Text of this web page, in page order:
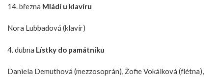
14. března Mládí u klavíru
Nora Lubbadová (klavír)
4. dubna Lístky do památníku
Daniela Demuthová (mezzosoprán), Žofie Vokálková (flétna),